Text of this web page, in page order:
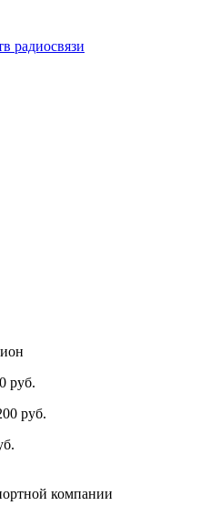
радиосвязи
руб.
руб.
компании